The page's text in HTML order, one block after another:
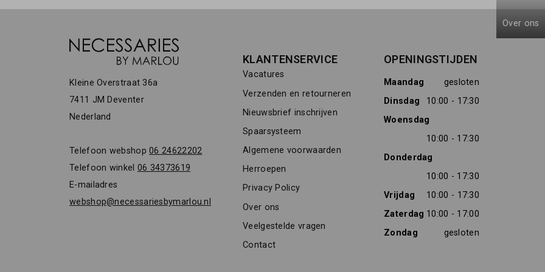
Kleine Overstraat 36a
7411 JM Deventer
Nederland
Telefoon webshop06 24622202
Telefoon winkel 06 34373619
E-mailadres
webshop@necessariesbymarlou.nl
KLANTENSERVICE
Vacatures
Verzenden en retourneren
Nieuwsbrief inschrijven
Spaarsysteem
Algemene voorwaarden
Herroepen
Privacy Policy
Over ons
Veelgestelde vragen
Contact
OPENINGSTIJDEN
Maandag
gesloten
Dinsdag
10:00 - 17:30
Woensdag
10:00 - 17:30
Donderdag
10:00 - 17:30
Vrijdag
10:00 - 17:30
Zaterdag 10:00 - 17:00
Zondag
gesloten
Over ons